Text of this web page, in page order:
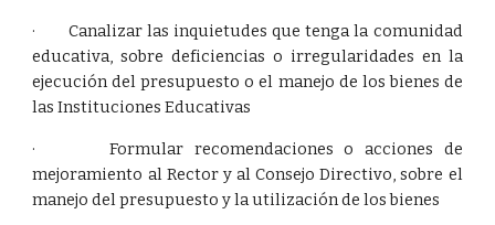
· Canalizar las inquietudes que tenga la comunidad
educativa, sobre deficiencias o irregularidades en la
ejecución del presupuesto o el manejo de los bienes de
las Instituciones Educativas
· Formular recomendaciones o acciones de
mejoramiento al Rector y al Consejo Directivo, sobre el
manejo del presupuesto y la utilización de los bienes